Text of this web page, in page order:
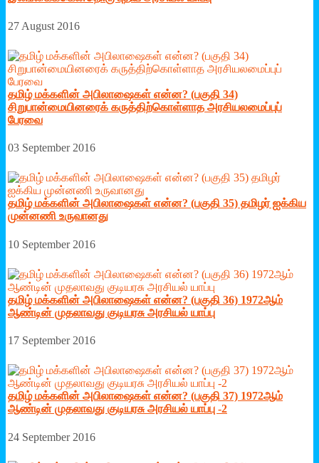
27 August 2016
தமிழ் மக்களின் அபிலாஷைகள் என்ன? (பகுதி 34)
சிறுபான்மையினரைக் கருத்திற்கொள்ளாத அரசியலமைப்புப்
பேரவை
03 September 2016
தமிழ் மக்களின் அபிலாஷைகள் என்ன? (பகுதி 35) தமிழர் ஐக்கிய
முன்னணி உருவானது
10 September 2016
தமிழ் மக்களின் அபிலாஷைகள் என்ன? (பகுதி 36) 1972ஆம்
ஆண்டின் முதலாவது குடியரசு அரசியல் யாப்பு
17 September 2016
தமிழ் மக்களின் அபிலாஷைகள் என்ன? (பகுதி 37) 1972ஆம்
ஆண்டின் முதலாவது குடியரசு அரசியல் யாப்பு -2
24 September 2016